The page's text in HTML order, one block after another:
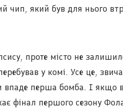
чип, який був для нього
проте місто не
у комі. Усе це,
перша бомба. І якщо
фінал першого сезону